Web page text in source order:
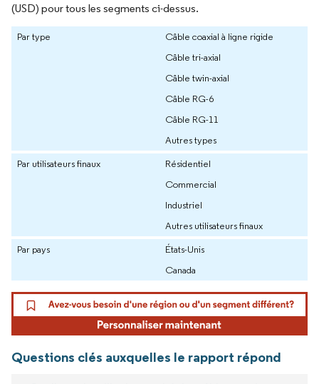
(USD) pour tous les segments ci-dessus.
Par type
Câble coaxial à ligne rigide
Câble tri-axial
Câble twin-axial
Câble RG-6
Câble RG-11
Autres types
Par utilisateurs finaux
Résidentiel
Commercial
Industriel
Autres utilisateurs finaux
Par pays
États-Unis
Canada
Questions clés auxquelles le rapport répond